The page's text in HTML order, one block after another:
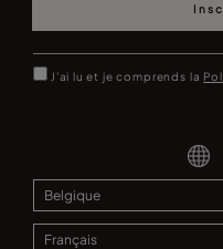
J'ai lu et je comprends la